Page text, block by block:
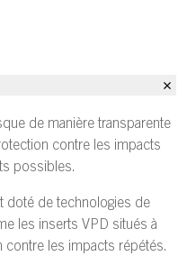
de manière transparente
contre les impacts
possibles.
doté de technologies de
les inserts VPD situés à
contre les impacts répétés.